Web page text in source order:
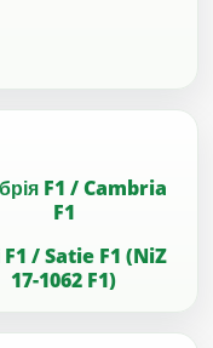
F1 / Cambria
F1
F1 / Satie F1 (NiZ
17-1062 F1)